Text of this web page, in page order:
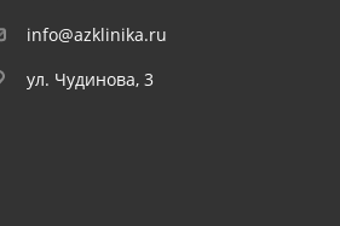
info@azklinika.ru
ул. Чудинова, 3